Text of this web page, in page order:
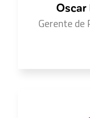
Oscar
Gerente